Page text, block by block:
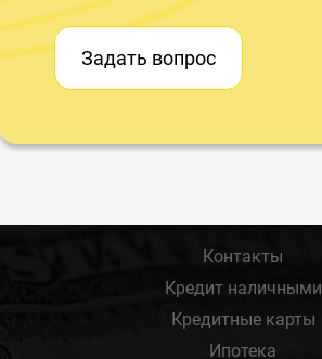
Задать вопрос
Контакты
Кредит наличными
Кредитные карты
Ипотека